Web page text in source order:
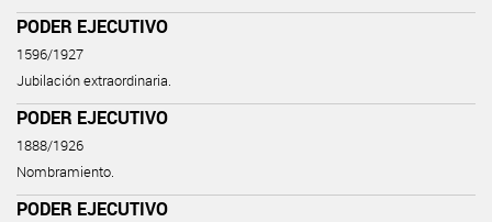
PODER EJECUTIVO
1596/1927
Jubilación extraordinaria.
PODER EJECUTIVO
1888/1926
Nombramiento.
PODER EJECUTIVO